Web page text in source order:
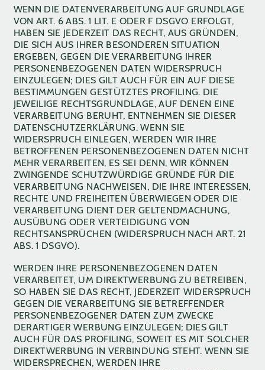
WENN DIE DATENVERARBEITUNG AUF GRUNDLAGE
VON ART. 6 ABS. 1 LIT. E ODER F DSGVO ERFOLGT,
HABEN SIE JEDERZEIT DAS RECHT, AUS GRÜNDEN,
DIE SICH AUS IHRER BESONDEREN SITUATION
ERGEBEN, GEGEN DIE VERARBEITUNG IHRER
PERSONENBEZOGENEN DATEN WIDERSPRUCH
EINZULEGEN; DIES GILT AUCH FÜR EIN AUF DIESE
BESTIMMUNGEN GESTÜTZTES PROFILING. DIE
JEWEILIGE RECHTSGRUNDLAGE, AUF DENEN EINE
VERARBEITUNG BERUHT, ENTNEHMEN SIE DIESER
DATENSCHUTZERKLÄRUNG. WENN SIE
WIDERSPRUCH EINLEGEN, WERDEN WIR IHRE
BETROFFENEN PERSONENBEZOGENEN DATEN NICHT
MEHR VERARBEITEN, ES SEI DENN, WIR KÖNNEN
ZWINGENDE SCHUTZWÜRDIGE GRÜNDE FÜR DIE
VERARBEITUNG NACHWEISEN, DIE IHRE INTERESSEN,
RECHTE UND FREIHEITEN ÜBERWIEGEN ODER DIE
VERARBEITUNG DIENT DER GELTENDMACHUNG,
AUSÜBUNG ODER VERTEIDIGUNG VON
RECHTSANSPRÜCHEN (WIDERSPRUCH NACH ART. 21
ABS. 1 DSGVO).
WERDEN IHRE PERSONENBEZOGENEN DATEN
VERARBEITET, UM DIREKTWERBUNG ZU BETREIBEN,
SO HABEN SIE DAS RECHT, JEDERZEIT WIDERSPRUCH
GEGEN DIE VERARBEITUNG SIE BETREFFENDER
PERSONENBEZOGENER DATEN ZUM ZWECKE
DERARTIGER WERBUNG EINZULEGEN; DIES GILT
AUCH FÜR DAS PROFILING, SOWEIT ES MIT SOLCHER
DIREKTWERBUNG IN VERBINDUNG STEHT. WENN SIE
WIDERSPRECHEN, WERDEN IHRE